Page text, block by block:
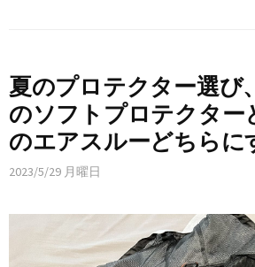
夏のプロテクター選び
のソフトプロテクター
のエアスルーどちらに
2023/5/29 月曜日